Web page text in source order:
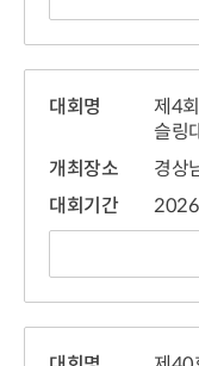
대회명
제4
슬링
개최장소
경상
대회기간